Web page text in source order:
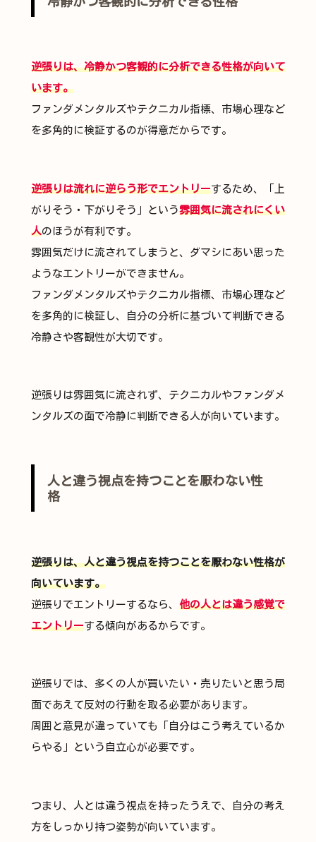
逆張りは、冷静かつ客観的に分析できる性格が向いて
います。
ファンダメンタルズやテクニカル指標、市場心理など
を多角的に検証するのが得意だからです。
逆張りは流れに逆らう形でエントリーするため、「上
がりそう・下がりそう」という雰囲気に流されにくい
人のほうが有利です。
雰囲気だけに流されてしまうと、ダマシにあい思った
ようなエントリーができません。
ファンダメンタルズやテクニカル指標、市場心理など
を多角的に検証し、自分の分析に基づいて判断できる
冷静さや客観性が大切です。
逆張りは雰囲気に流されず、テクニカルやファンダメ
ンタルズの面で冷静に判断できる人が向いています。
人と違う視点を持つことを厭わない性
格
逆張りは、人と違う視点を持つことを厭わない性格が
向いています。
逆張りでエントリーするなら、 他の人とは違う感覚で
エントリーする傾向があるからです。
逆張りでは、多くの人が買いたい・売りたいと思う局
面であえて反対の行動を取る必要があります。
周囲と意見が違っていても「自分はこう考えているか
らやる」という自立心が必要です。
つまり、人とは違う視点を持ったうえで、自分の考え
方をしっかり持つ姿勢が向いています。